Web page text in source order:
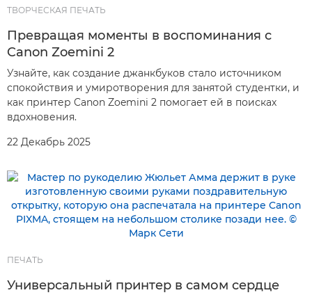
ТВОРЧЕСКАЯ ПЕЧАТЬ
Превращая моменты в воспоминания с
Canon Zoemini 2
Узнайте, как создание джанкбуков стало источником
спокойствия и умиротворения для занятой студентки, и
как принтер Canon Zoemini 2 помогает ей в поисках
вдохновения.
22 Декабрь 2025
ПЕЧАТЬ
Универсальный принтер в самом сердце